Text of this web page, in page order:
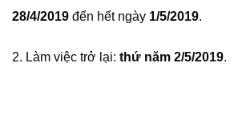
28/4/2019 đến hết ngày 1/5/2019.
2. Làm việc trở lại: thứ năm 2/5/2019.